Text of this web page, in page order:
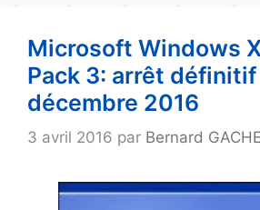
Microsoft Windows
Pack 3: arrêt définitif
décembre 2016
3 avril 2016 par Bernard GACHE